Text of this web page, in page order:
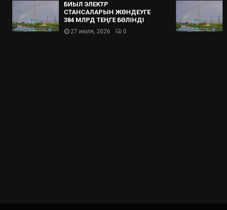
БИЫЛ ЭЛЕКТР
СТАНСАЛАРЫН ЖӨНДЕУГЕ
384 МЛРД ТЕҢГЕ БӨЛІНДІ
27 июля, 2026 0